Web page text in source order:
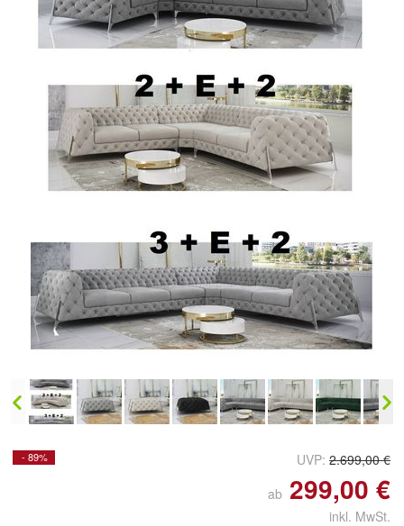
Doppelt antippen zum
vergrößern
- 89% UVP: 2.699,00 €
ab 299,00 €
inkl. MwSt.